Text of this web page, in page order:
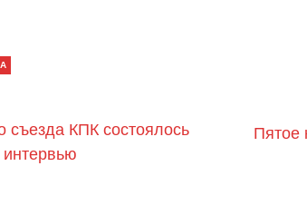
съезда КПК состоялось
интервью
Пятое